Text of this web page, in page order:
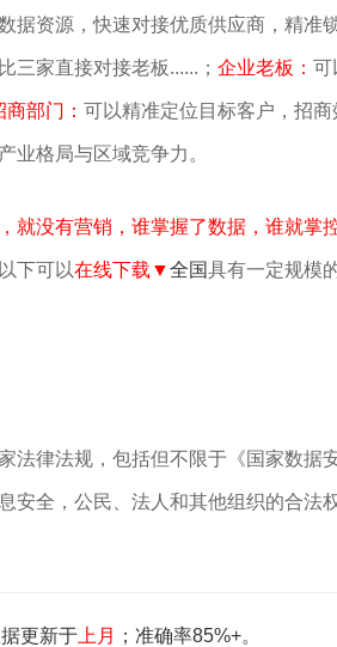
据资源，快速对接优质供应商，精准
三家直接对接老板......； 企业老板： 可
商部门： 可以精准定位目标客户，招商
业格局与区域竞争力。
就没有营销，谁掌握了数据，谁就掌
下可以在线下载▼全国具有一定规模
法律法规，包括但不限于《国家数据
安全，公民、法人和其他组织的合法权
更新于 上月
；准确率85%+。